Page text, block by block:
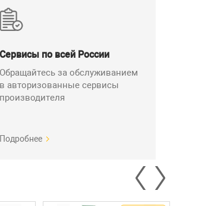
Сервисы по всей России
Обращайтесь за обслуживанием
в авторизованные сервисы
производителя
Подробнее